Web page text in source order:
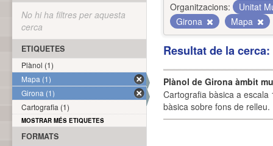
Organitzacions:
Unitat
Girona
Mapa
Resultat de la
Plànol de Girona àmbit
Cartografia bàsica a
bàsica sobre fons de
No hi ha filtres per aquesta
cerca
ETIQUETES
Plànol (1)
Mapa (1)
Girona (1)
Cartografia (1)
MOSTRAR MÉS ETIQUETES
FORMATS